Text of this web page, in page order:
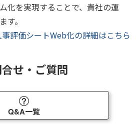
化を実現することで、貴社の運
す。
事評価シートWeb化の詳細はこちら
せ・ご質問
Q&A一覧